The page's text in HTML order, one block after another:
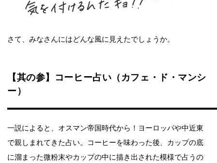
さて、みなさんにはどんな風に見えたでしょうか。
【其の参】コーヒー占い（カフェ・ド・マンシ
ー）
一説によると、オスマン帝国時代から！ヨーロッパや中近東
で親しまれてきた占い。コーヒーを味わった後、カップの底
に溜まった微粉末やカップの中に描き出された模様で占うの